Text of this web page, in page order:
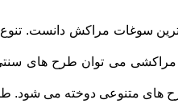
سوغات مراکش دانست.
می توان طرح های
های متنوعی دوخته می